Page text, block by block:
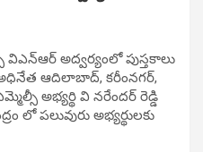
అద్వర్యంలో పుస్తకాలు
ఆదిలాబాద్, కరీంనగర్,
అభ్యర్థి వి నరేందర్ రెడ్డి
లో పలువురు అభ్యర్థులకు